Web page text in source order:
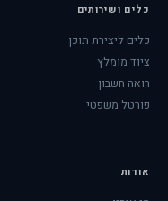
כלים ושירותים
כלים ליצירת תוכן
ציוד מומלץ
רואה חשבון
פורטל משפטי
אודות